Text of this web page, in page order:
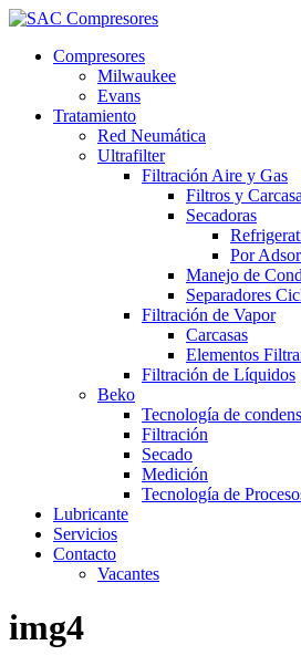
Compresores
Milwaukee
Evans
Tratamiento
Red Neumática
Ultrafilter
Filtración Aire y Gas
Filtros y
Secadoras
Por
Manejo de
Separadores
Filtración de Vapor
Carcasas
Elementos
Filtración de Líquidos
Beko
Tecnología de
Filtración
Secado
Medición
Tecnología de
Lubricante
Servicios
Contacto
Vacantes
img4